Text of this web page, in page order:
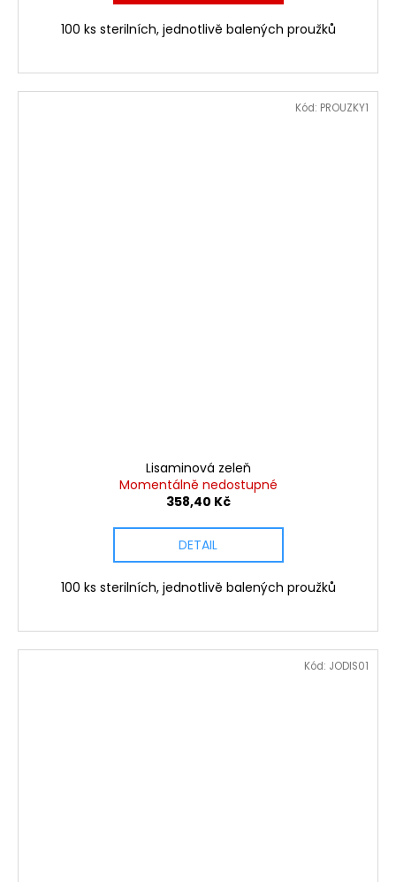
100 ks sterilních, jednotlivě balených proužků
Lisaminová zeleň
Momentálně nedostupné
358,40 Kč
DETAIL
100 ks sterilních, jednotlivě balených proužků
Kód: PROUZKY1
Kód: JODIS01